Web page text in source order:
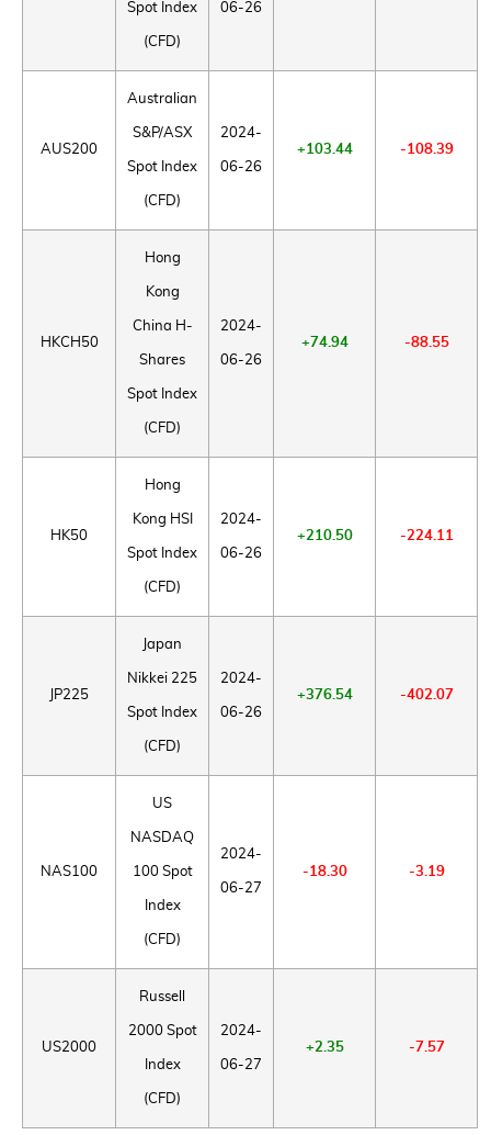
Spot Index
(CFD)
06-26
AUS200
Australian
S&P/ASX
Spot Index
(CFD)
2024-
06-26
+103.44 -108.39
HKCH50
Hong
Kong
China H-
Shares
Spot Index
(CFD)
2024-
06-26
+74.94 -88.55
HK50
Hong
Kong HSI
Spot Index
(CFD)
2024-
06-26
+210.50 -224.11
JP225
Japan
Nikkei 225
Spot Index
(CFD)
2024-
06-26
+376.54 -402.07
NAS100
US
NASDAQ
100 Spot
Index
(CFD)
2024-
06-27
-18.30 -3.19
US2000
Russell
2000 Spot
Index
(CFD)
2024-
06-27
+2.35 -7.57